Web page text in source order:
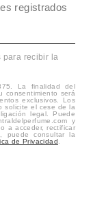
registrados
para recibir la
La finalidad del
consentimiento será
exclusivos. Los
solicite el cese de la
legal. Puede
y
a acceder, rectificar
puede consultar la
de Privacidad